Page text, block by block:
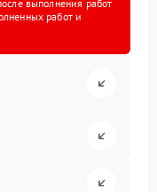
выполнения работ
работ и